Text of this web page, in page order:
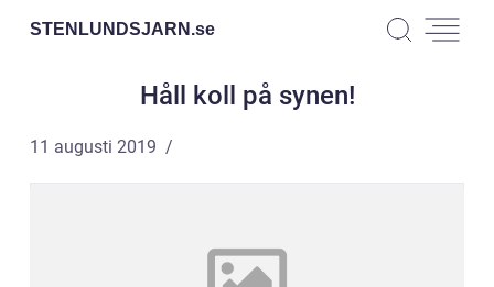
STENLUNDSJARN.se
Håll koll på synen!
11 augusti 2019